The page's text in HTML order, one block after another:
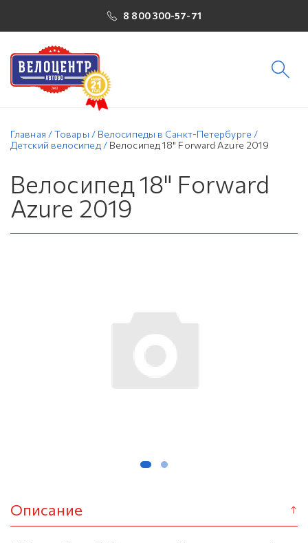
8 800 300-57-71
Главная /Товары / Велосипеды в Санкт-Петербурге /
Детский велосипед / Велосипед 18" Forward Azure 2019
Велосипед 18" Forward
Azure 2019
Описание